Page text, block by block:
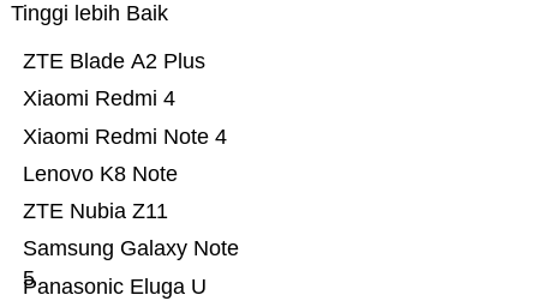
Tinggi lebih Baik
Panasonic Eluga U
Samsung Galaxy Note
5
ZTE Nubia Z11
Lenovo K8 Note
Xiaomi Redmi Note 4
Xiaomi Redmi 4
ZTE Blade A2 Plus